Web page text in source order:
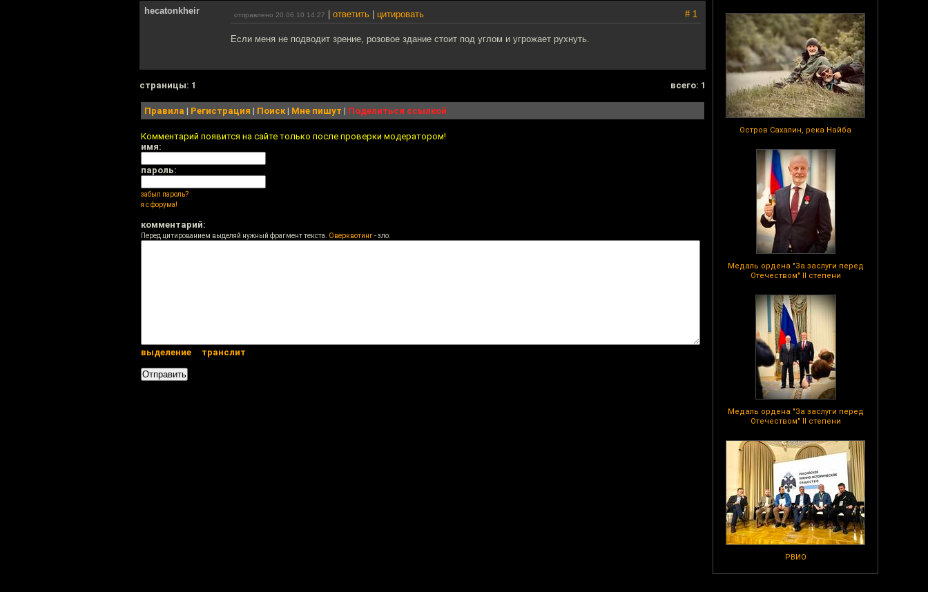
Остров Сахалин, река Найба
Медаль ордена "За заслуги перед
Отечеством" II степени
Медаль ордена "За заслуги перед
Отечеством" II степени
РВИО
hecatonkheir отправлено 20.06.10 14:27 ответить цитировать # 1
Если меня не подводит зрение, розовое здание стоит под углом и угрожает рухнуть.
cтраницы: 1 всего: 1
Правила | Регистрация | Поиск| Мне пишут | Поделиться ссылкой
Комментарий появится на сайте только после проверки модератором!
имя:
пароль:
забыл пароль?
я с форума!
комментарий:
Перед цитированием выделяй нужный фрагмент текста. Оверквотинг- зло.
выделение транслит